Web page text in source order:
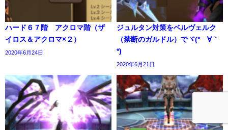
ハード６７階 アクロマ階（ザ
イロス＆アクロマ×２）
2020年6月24日
ジュルタン対策をベルヴェルク
（禁断のガルドル）でヾ(*´∀｀
*)
2020年6月21日